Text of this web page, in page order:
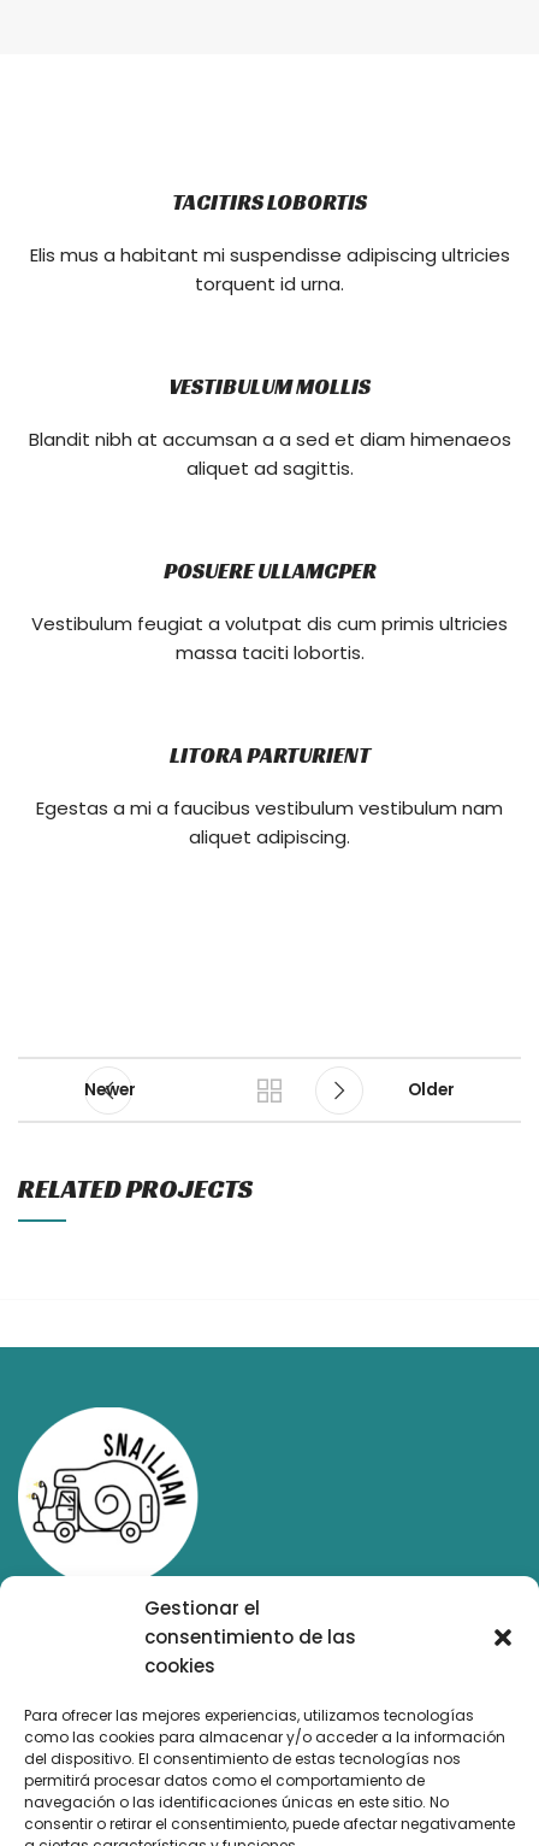
Gestionar el
consentimiento de las
cookies
Para ofrecer las mejores experiencias, utilizamos tecnologías
como las cookies para almacenar y/o acceder a la información
del dispositivo. El consentimiento de estas tecnologías nos
permitirá procesar datos como el comportamiento de
navegación o las identificaciones únicas en este sitio. No
consentir o retirar el consentimiento, puede afectar negativamente
TACITIRS LOBORTIS
Elis mus a habitant mi suspendisse adipiscing ultricies
torquent id urna.
VESTIBULUM MOLLIS
Blandit nibh at accumsan a a sed et diam himenaeos
aliquet ad sagittis.
POSUERE ULLAMCPER
Vestibulum feugiat a volutpat dis cum primis ultricies
massa taciti lobortis.
LITORA PARTURIENT
Egestas a mi a faucibus vestibulum vestibulum nam
aliquet adipiscing.
Newer Older
RELATED PROJECTS
Alquiler de autocaravanas en Valencia
Copyright © 2023 Snailvan
MAPA WEB
LEGAL